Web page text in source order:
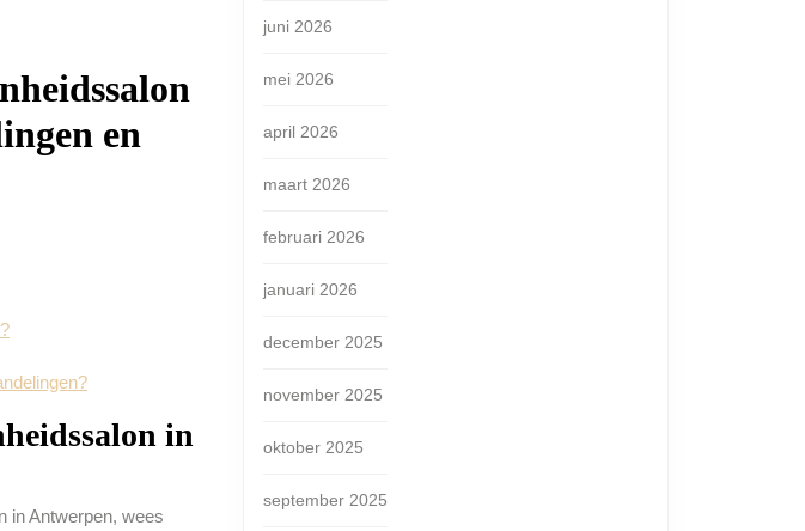
en
in
in Antwerpen, wees
juni 2026
mei 2026
april 2026
maart 2026
februari 2026
januari 2026
december 2025
november 2025
oktober 2025
september 2025